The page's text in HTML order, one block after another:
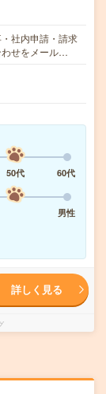
社内申請・請求
わせをメール…
50代
60代
男性
詳しく見る